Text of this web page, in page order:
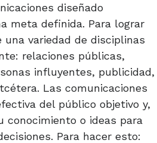
diseñado
meta definida. Para lograr
variedad de disciplinas
relaciones públicas,
influyentes, publicidad,
Las comunicaciones
del público objetivo y,
conocimiento o ideas para
Para hacer esto: